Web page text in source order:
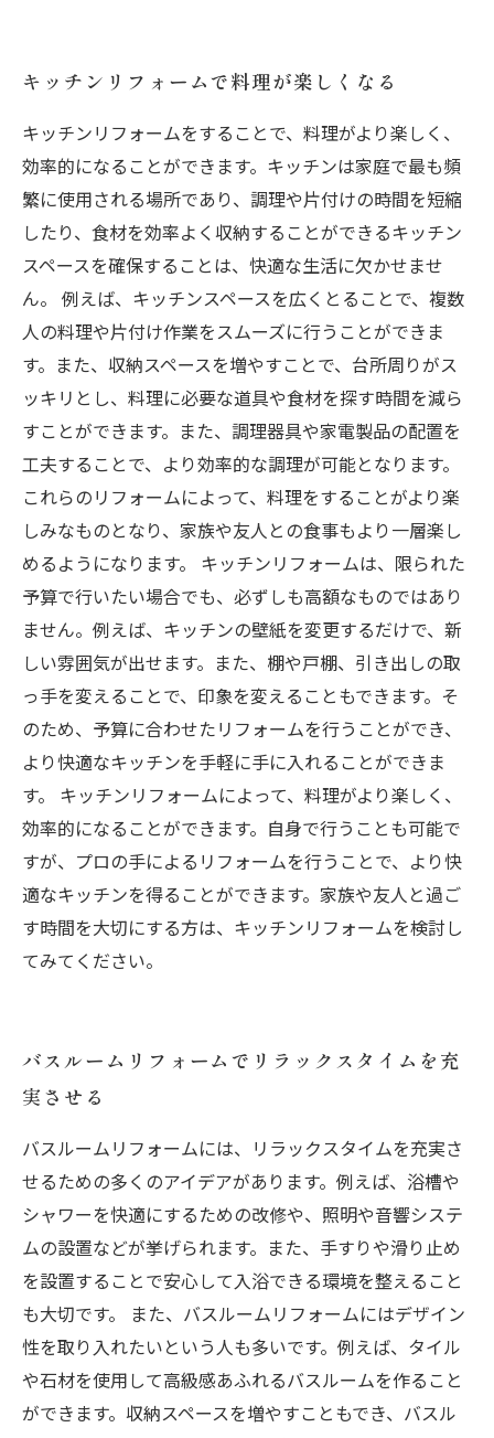
キッチンリフォームで料理が楽しくなる
キッチンリフォームをすることで、料理がより楽しく、
効率的になることができます。キッチンは家庭で最も頻
繁に使用される場所であり、調理や片付けの時間を短縮
したり、食材を効率よく収納することができるキッチン
スペースを確保することは、快適な生活に欠かせませ
ん。 例えば、キッチンスペースを広くとることで、複数
人の料理や片付け作業をスムーズに行うことができま
す。また、収納スペースを増やすことで、台所周りがス
ッキリとし、料理に必要な道具や食材を探す時間を減ら
すことができます。また、調理器具や家電製品の配置を
工夫することで、より効率的な調理が可能となります。
これらのリフォームによって、料理をすることがより楽
しみなものとなり、家族や友人との食事もより一層楽し
めるようになります。 キッチンリフォームは、限られた
予算で行いたい場合でも、必ずしも高額なものではあり
ません。例えば、キッチンの壁紙を変更するだけで、新
しい雰囲気が出せます。また、棚や戸棚、引き出しの取
っ手を変えることで、印象を変えることもできます。そ
のため、予算に合わせたリフォームを行うことができ、
より快適なキッチンを手軽に手に入れることができま
す。 キッチンリフォームによって、料理がより楽しく、
効率的になることができます。自身で行うことも可能で
すが、プロの手によるリフォームを行うことで、より快
適なキッチンを得ることができます。家族や友人と過ご
す時間を大切にする方は、キッチンリフォームを検討し
てみてください。
バスルームリフォームでリラックスタイムを充
実させる
バスルームリフォームには、リラックスタイムを充実さ
せるための多くのアイデアがあります。例えば、浴槽や
シャワーを快適にするための改修や、照明や音響システ
ムの設置などが挙げられます。また、手すりや滑り止め
を設置することで安心して入浴できる環境を整えること
も大切です。 また、バスルームリフォームにはデザイン
性を取り入れたいという人も多いです。例えば、タイル
や石材を使用して高級感あふれるバスルームを作ること
ができます。収納スペースを増やすこともでき、バスル